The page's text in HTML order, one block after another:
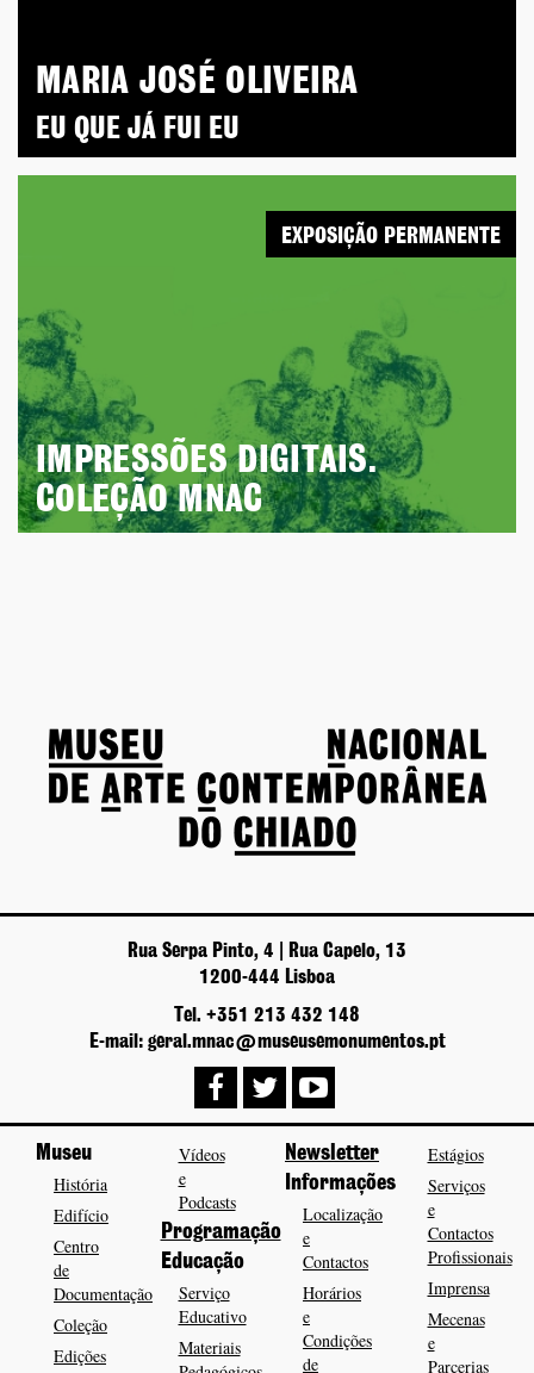
MARIA JOSÉ OLIVEIRA
EU QUE JÁ FUI EU
IMPRESSÕES DIGITAIS.
COLEÇÃO MNAC
EXPOSIÇÃO PERMANENTE
Rua Serpa Pinto, 4 | Rua Capelo, 13
1200-444 Lisboa
Tel. +351 213 432 148
E-mail: geral.mnac@museusemonumentos.pt
Museu
História
Edifício
Centro
de
Documentação
Coleção
Edições
Vídeos
e
Podcasts
Programação
Educação
Serviço
Educativo
Materiais
Newsletter
Informações
Localização
e
Contactos
Horários
e
Condições
de
Estágios
Serviços
e
Contactos
Profissionais
Imprensa
Mecenas
e
Parcerias